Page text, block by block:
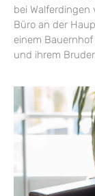
bei
Büro an der
einem
und ihrem